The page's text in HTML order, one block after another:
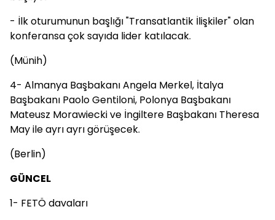
- İlk oturumunun başlığı "Transatlantik İlişkiler" olan
konferansa çok sayıda lider katılacak.
(Münih)
4- Almanya Başbakanı Angela Merkel, İtalya
Başbakanı Paolo Gentiloni, Polonya Başbakanı
Mateusz Morawiecki ve İngiltere Başbakanı Theresa
May ile ayrı ayrı görüşecek.
(Berlin)
GÜNCEL
1- FETÖ davaları